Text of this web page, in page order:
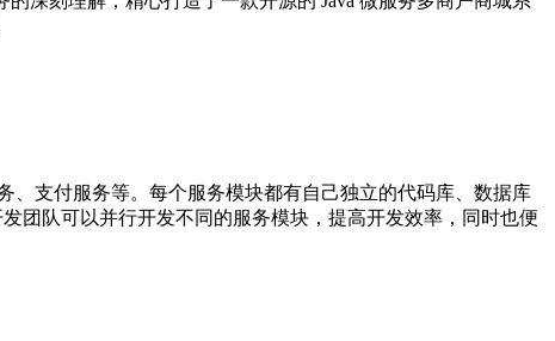
、支付服务等。每个服务模块都有自己独立的代码库、数据库
团队可以并行开发不同的服务模块，提高开发效率，同时也便